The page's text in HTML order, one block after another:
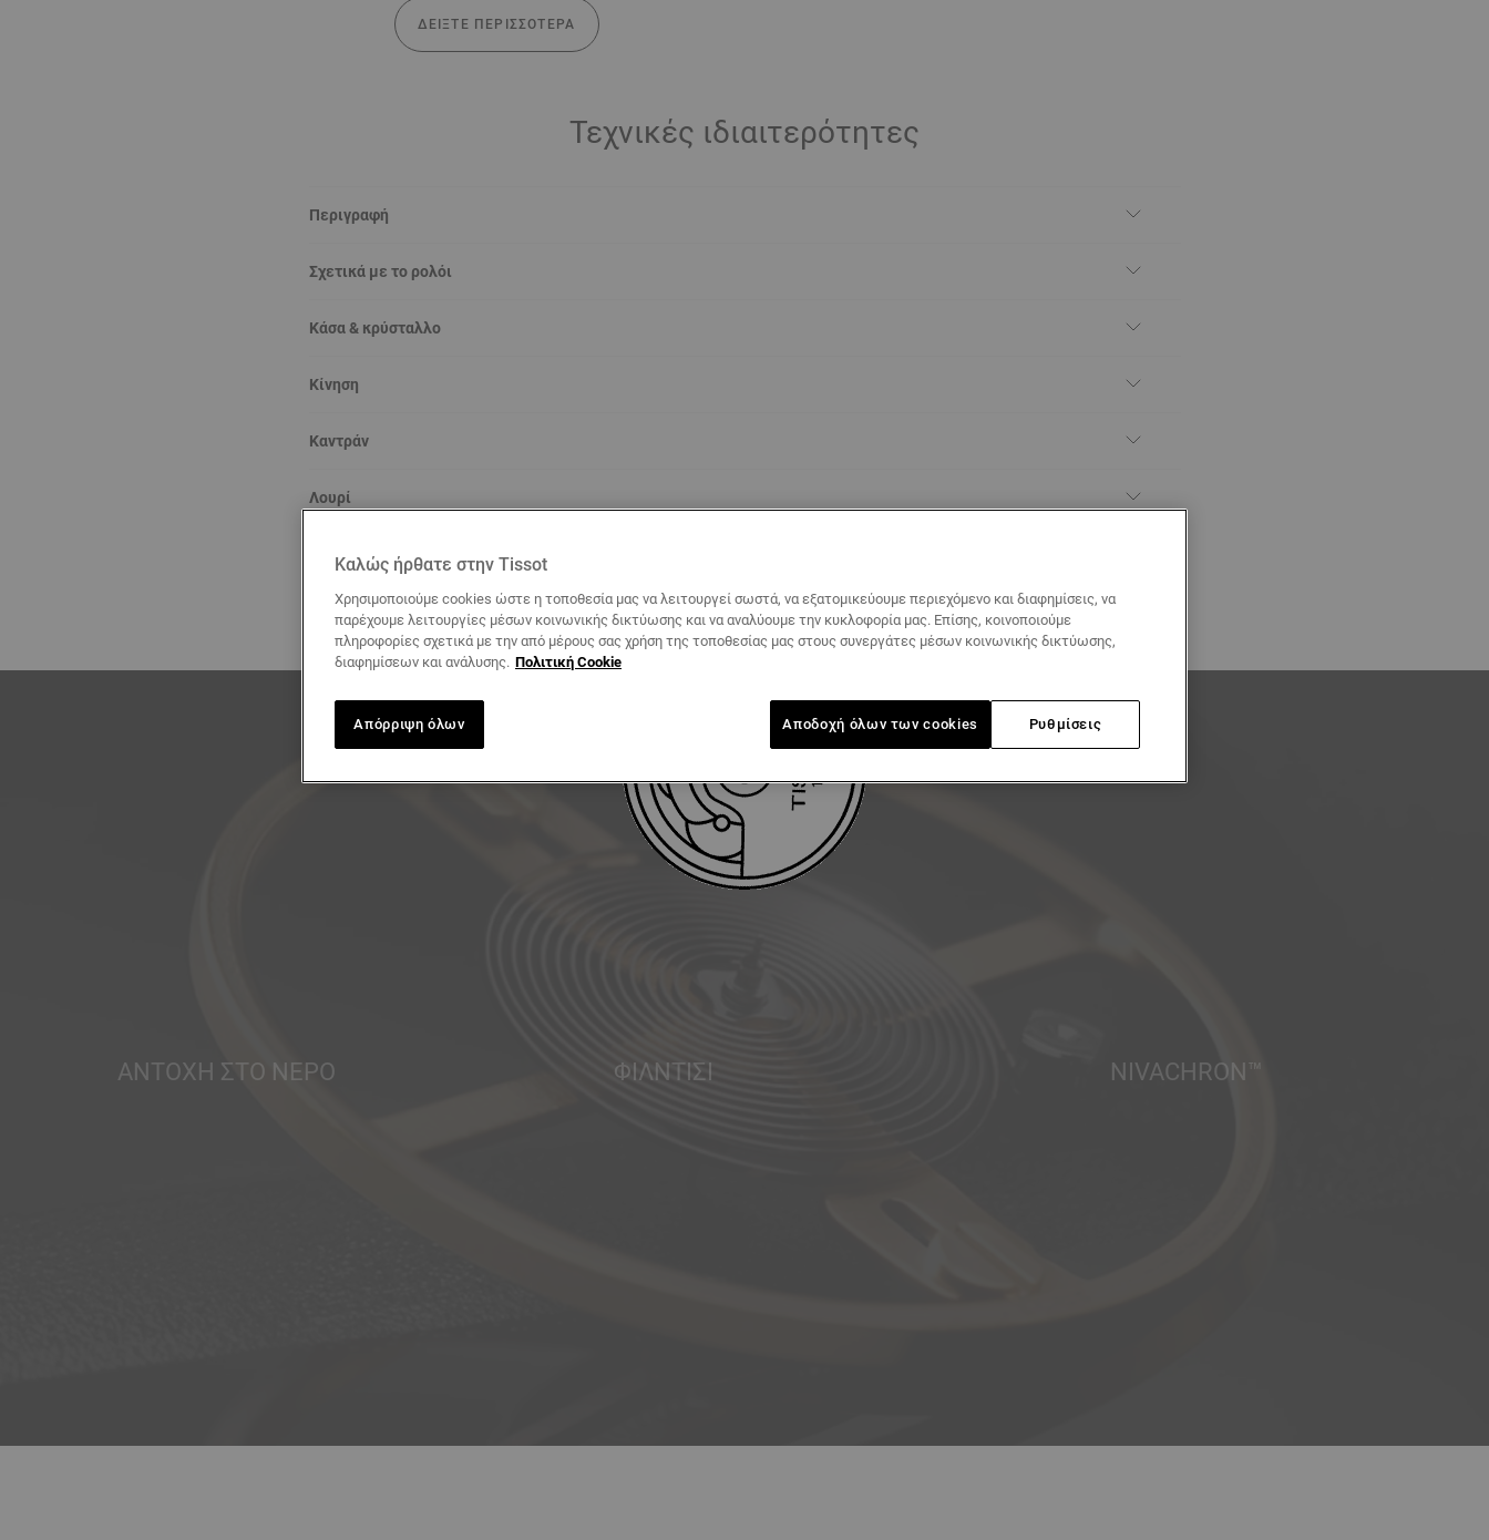
ΔΕΊΞΤΕ ΠΕΡΙΣΣΌΤΕΡΑ
Τεχνικές ιδιαιτερότητες
Περιγραφή
Σχετικά με το ρολόι
Κάσα & κρύσταλλο
Κίνηση
Καντράν
Λουρί
ΑΝΤΟΧΉ ΣΤΟ ΝΕΡΌ ΦΊΛΝΤΙΣΙ NIVACHRON™
Καλώς ήρθατε στην Tissot
Χρησιμοποιούμε cookies ώστε η τοποθεσία μας να λειτουργεί σωστά, να εξατομικεύουμε περιεχόμενο και διαφημίσεις, να
παρέχουμε λειτουργίες μέσων κοινωνικής δικτύωσης και να αναλύουμε την κυκλοφορία μας. Επίσης, κοινοποιούμε
πληροφορίες σχετικά με την από μέρους σας χρήση της τοποθεσίας μας στους συνεργάτες μέσων κοινωνικής δικτύωσης,
διαφημίσεων και ανάλυσης. Πολιτική Cookie
Ρυθμίσεις
Απόρριψη όλων Αποδοχή όλων των cookies